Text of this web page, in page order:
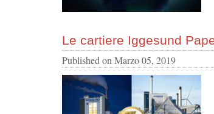
Le cartiere Iggesund
Published on Marzo 05, 2019